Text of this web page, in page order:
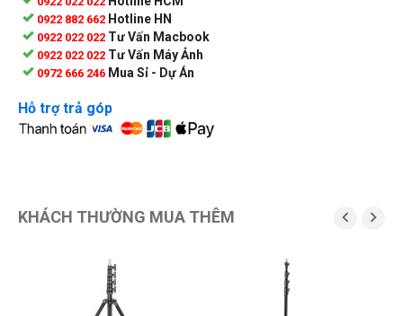
0922 882 662 Hotline HN
0922 022 022 Tư Vấn Macbook
0922 022 022 Tư Vấn Máy Ảnh
0972 666 246 Mua Sỉ - Dự Án
Hỗ trợ trả góp
KHÁCH THƯỜNG MUA THÊM  